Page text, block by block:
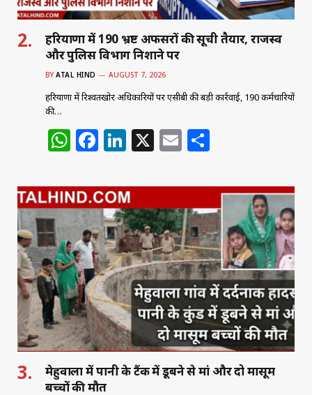
हरियाणा में 190 भ्रष्ट अफसरों की सूची तैयार, राजस्व
और पुलिस विभाग निशाने पर
BY ATAL HIND AUGUST 7, 2026
हरियाणा में रिश्वतखोर अधिकारियों पर एसीबी की बड़ी कार्रवाई, 190 कर्मचारियों
की…
W
at
s
A
p
p
F
c
e
b
o
o
k
Li
k
e
dI
n
X E
ai
l
ar
e
मेहुवाला में पानी के टैंक में डूबने से मां और दो मासूम
बच्चों की मौत